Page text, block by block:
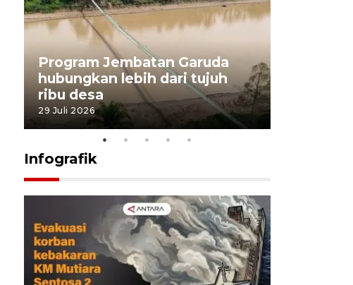
Program Jembatan Garuda
hubungkan lebih dari tujuh
ribu desa
29 Juli 2026
Infografik